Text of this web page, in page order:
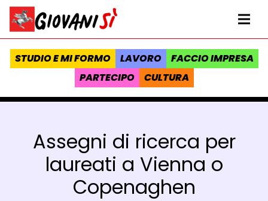
Vai al contenuto
Homepage Giovanisì - Progetto della Regione Toscana
STUDIO E MI FORMO LAVORO
FACCIO IMPRESA
PARTECIPO
CULTURA
Assegni di ricerca per
laureati a Vienna o
Copenaghen